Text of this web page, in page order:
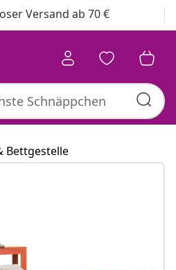
Versand ab 70 €
Bettgestelle